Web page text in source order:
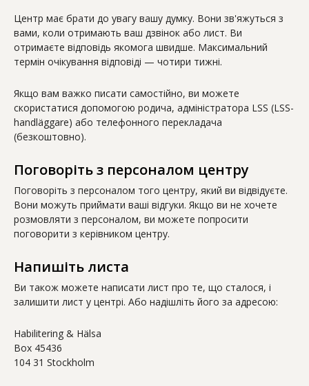
Центр має брати до увагу вашу думку. Вони зв'яжуться з
вами, коли отримають ваш дзвінок або лист. Ви
отримаєте відповідь якомога швидше. Максимальний
термін очікування відповіді — чотири тижні.
Якщо вам важко писати самостійно, ви можете
скористатися допомогою родича, адміністратора LSS (LSS-
handläggare) або телефонного перекладача
(безкоштовно).
Поговоріть з персоналом центру
Поговоріть з персоналом того центру, який ви відвідуєте.
Вони можуть приймати ваші відгуки. Якщо ви не хочете
розмовляти з персоналом, ви можете попросити
поговорити з керівником центру.
Напишіть листа
Ви також можете написати лист про те, що сталося, і
залишити лист у центрі. Або надішліть його за адресою:
Habilitering & Hälsa
Box 45436
104 31 Stockholm